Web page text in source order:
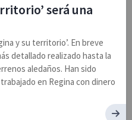
será una
y su territorio’. En breve
detallado realizado hasta la
aledaños. Han sido
en Regina con dinero